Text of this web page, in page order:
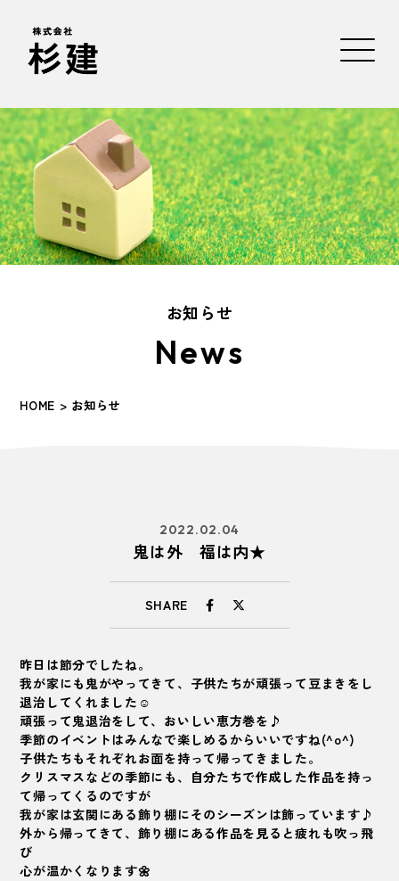
お知らせ
News
HOME > お知らせ
2022.02.04
鬼は外 福は内★
SHARE
昨日は節分でしたね。
我が家にも鬼がやってきて、子供たちが頑張って豆まきをし
退治してくれました☺
頑張って鬼退治をして、おいしい恵方巻を♪
季節のイベントはみんなで楽しめるからいいですね(^o^)
子供たちもそれぞれお面を持って帰ってきました。
クリスマスなどの季節にも、自分たちで作成した作品を持っ
て帰ってくるのですが
我が家は玄関にある飾り棚にそのシーズンは飾っています♪
外から帰ってきて、飾り棚にある作品を見ると疲れも吹っ飛
び
心が温かくなります🌼